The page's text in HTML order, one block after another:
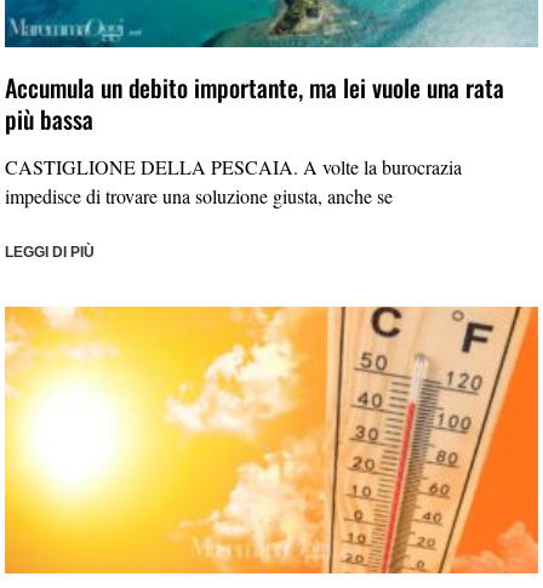
Accumula un debito importante, ma lei vuole una rata
più bassa
CASTIGLIONE DELLA PESCAIA. A volte la burocrazia
impedisce di trovare una soluzione giusta, anche se
LEGGI DI PIÙ